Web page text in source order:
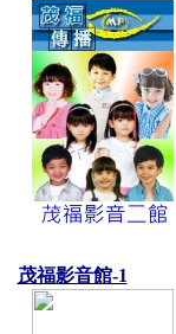
茂福影音館-1